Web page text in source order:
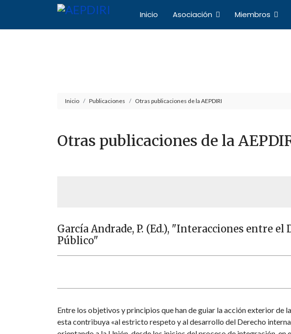
Inicio Asociación Miembros
Inicio Publicaciones Otras publicaciones de la AEPDIRI
Otras publicaciones de la
García Andrade, P. (Ed.), "Interacciones entre
Público"
Entre los objetivos y principios que han de guiar la acción exterior de
esta contribuya «al estricto respeto y al desarrollo del Derecho